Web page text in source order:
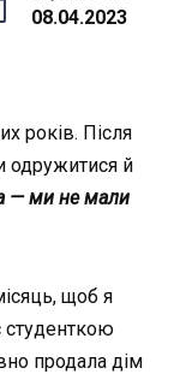
08.04.2023
років. Після
одружитися й
— ми не мали
щоб я
студенткою
продала дім